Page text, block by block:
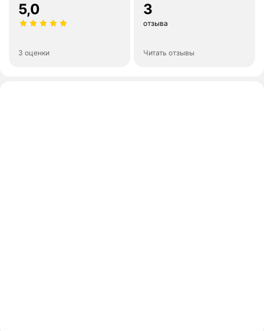
5,0
3 оценки
3
отзыва
Читать отзывы